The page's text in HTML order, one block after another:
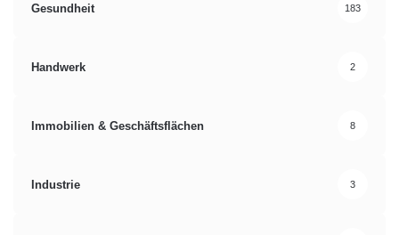
Gesundheit 183
Handwerk 2
Immobilien & Geschäftsflächen 8
Industrie 3